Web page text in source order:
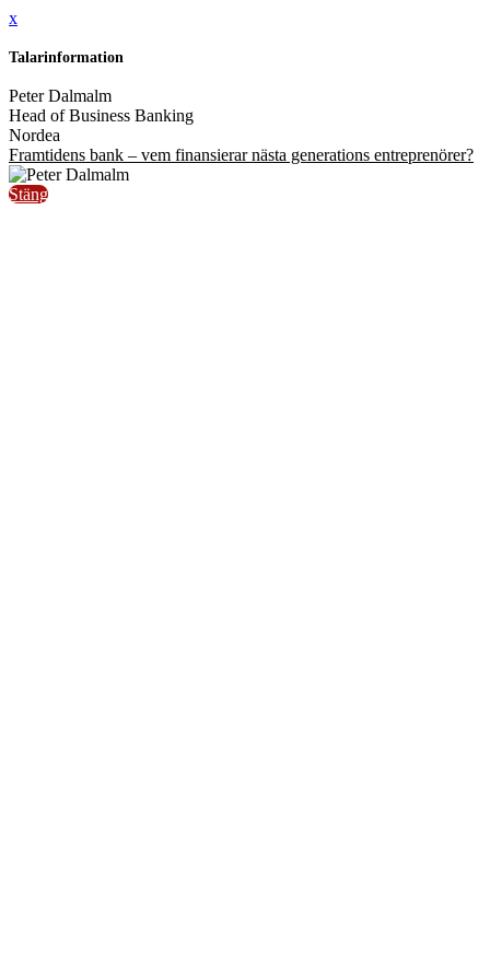
x
Talarinformation
Peter Dalmalm
Head of Business Banking
Nordea
Framtidens bank – vem finansierar nästa generations entreprenörer?
Stäng